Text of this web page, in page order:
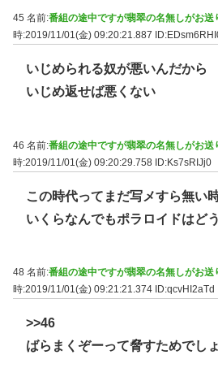
45 名前:番組の途中ですが翡翠の名無しがお送
時:2019/11/01(金) 09:20:21.887
いじめられる奴が悪いんだから
いじめ返せば悪くない
46 名前:番組の途中ですが翡翠の名無しがお送
時:2019/11/01(金) 09:20:29.758 ID:Ks7sRIJj0
この時代ってまだ写メすら無い
いくらなんでもポラロイドはど
48 名前:番組の途中ですが翡翠の名無しがお送
時:2019/11/01(金) 09:21:21.374 ID:qcvHI2aTd
>>46
ばらまくぞーって脅すためでしょ